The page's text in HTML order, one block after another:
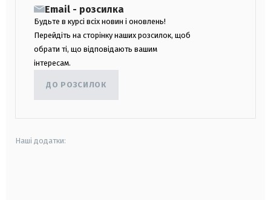
Email - розсилка
Будьте в курсі всіх новин і оновлень!
Перейдіть на сторінку наших розсилок, щоб
обрати ті, що відповідають вашим
інтересам.
ДО РОЗСИЛОК
Наші додатки: